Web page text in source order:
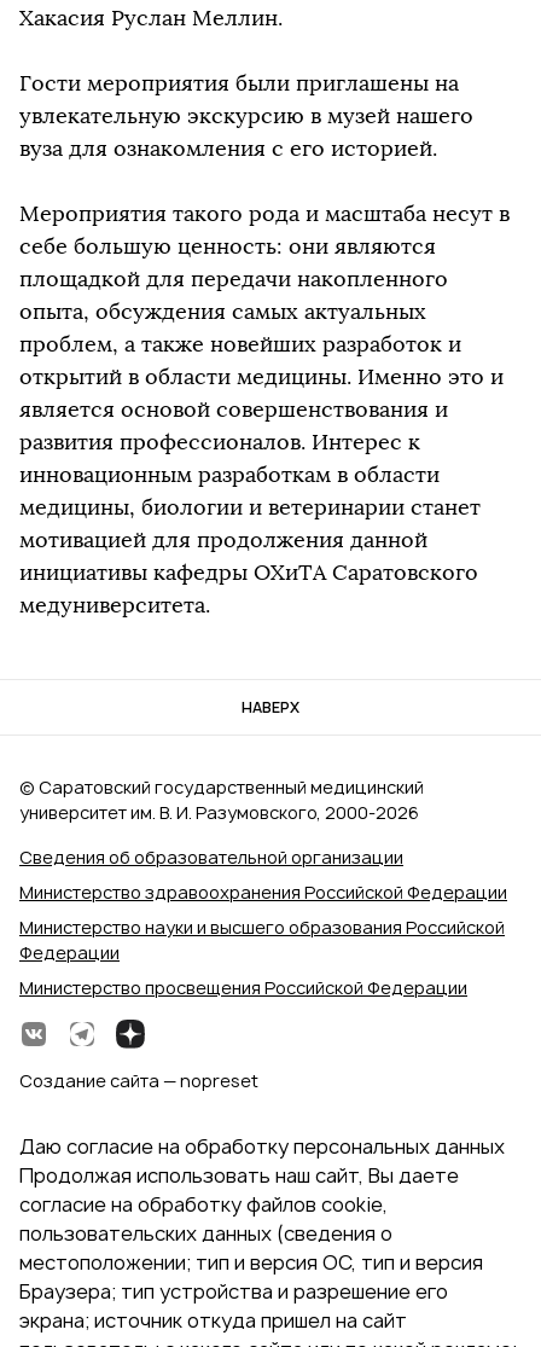
Хакасия Руслан Меллин.
Гости мероприятия были приглашены на
увлекательную экскурсию в музей нашего
вуза для ознакомления с его историей.
Мероприятия такого рода и масштаба несут в
себе большую ценность: они являются
площадкой для передачи накопленного
опыта, обсуждения самых актуальных
проблем, а также новейших разработок и
открытий в области медицины. Именно это и
является основой совершенствования и
развития профессионалов. Интерес к
инновационным разработкам в области
медицины, биологии и ветеринарии станет
мотивацией для продолжения данной
инициативы кафедры ОХиТА Саратовского
медуниверситета.
НАВЕРХ
Сведения об образовательной организации
Министерство здравоохранения Российской Федерации
Министерство науки и высшего образования Российской
Федерации
Министерство просвещения Российской Федерации
© Саратовский государственный медицинский
университет им. В. И. Разумовского, 2000‑2026
Создание сайта — nopreset
Даю согласие на обработку персональных данных
Продолжая использовать наш сайт, Вы даете
согласие на обработку файлов cookie,
пользовательских данных (сведения о
местоположении; тип и версия ОС, тип и версия
Браузера; тип устройства и разрешение его
экрана; источник откуда пришел на сайт